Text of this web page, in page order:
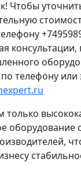
Чтобы
консультации,
телефону или
только
оборудование